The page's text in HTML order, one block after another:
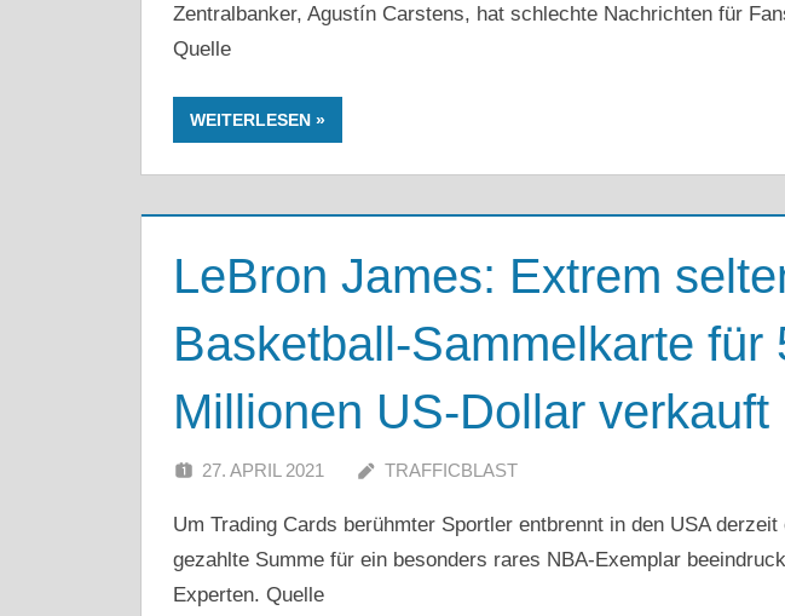
Zentralbanker, Agustín Carstens, hat schlechte Nachrichten für
Quelle
WEITERLESEN
LeBron James: Extrem
Basketball-Sammelkarte für
Millionen US-Dollar verkauft
27. APRIL 2021 TRAFFICBLAST
Um Trading Cards berühmter Sportler entbrennt in den USA
gezahlte Summe für ein besonders rares NBA-Exemplar
Experten. Quelle